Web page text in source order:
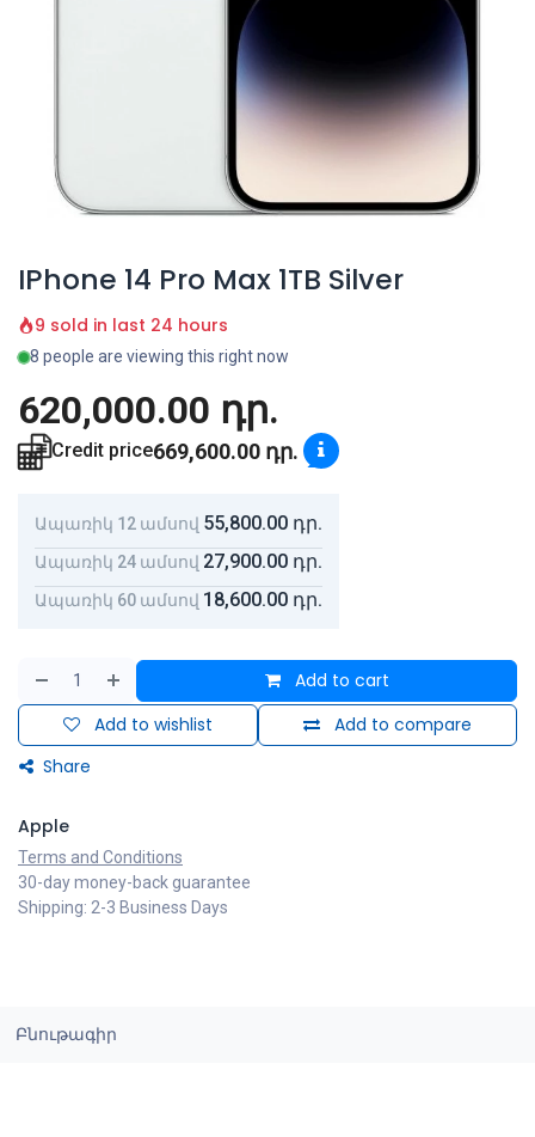
IPhone 14 Pro Max 1TB Silver
9 sold in last 24 hours
8 people are viewing this right now
620,000.00 դր.
Credit price669,600.00 դր.
Ապառիկ 12 ամսով 55,800.00 դր.
Ապառիկ 24 ամսով 27,900.00 դր.
Ապառիկ 60 ամսով 18,600.00 դր.
Add to cart
Add to compare
Add to wishlist
Share
Apple
Terms and Conditions
30-day money-back guarantee
Shipping: 2-3 Business Days
Բնութագիր